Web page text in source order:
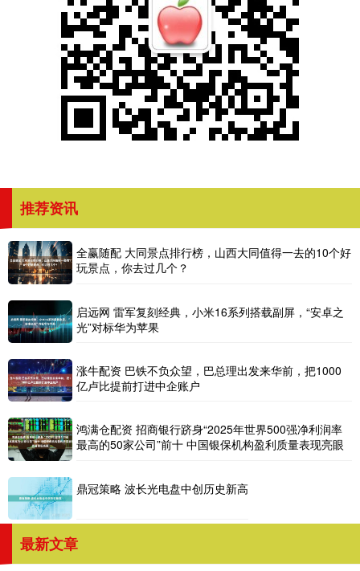
推荐资讯
全赢随配 大同景点排行榜，山西大同值得一去的10个好
玩景点，你去过几个？
启远网 雷军复刻经典，小米16系列搭载副屏，“安卓之
光”对标华为苹果
涨牛配资 巴铁不负众望，巴总理出发来华前，把1000
亿卢比提前打进中企账户
鸿满仓配资 招商银行跻身“2025年世界500强净利润率
最高的50家公司”前十 中国银保机构盈利质量表现亮眼
鼎冠策略 波长光电盘中创历史新高
最新文章